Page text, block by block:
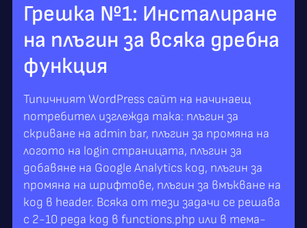
Грешка №1: Инсталиране
на плъгин за всяка дребна
функция
Типичният WordPress сайт на начинаещ
потребител изглежда така: плъгин за
скриване на admin bar, плъгин за промяна на
логото на login страницата, плъгин за
добавяне на Google Analytics код, плъгин за
промяна на шрифтове, плъгин за вмъкване на
код в header. Всяка от тези задачи се решава
с 2-10 реда код в functions.php или в тема-